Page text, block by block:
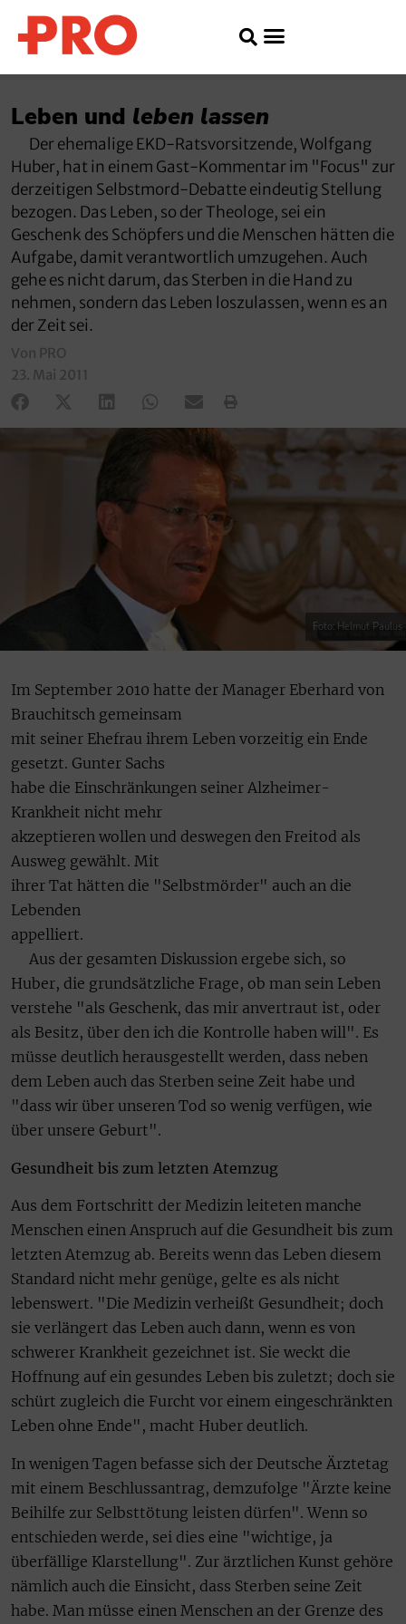
Leben und leben lassen
Der ehemalige EKD-Ratsvorsitzende, Wolfgang
Huber, hat in einem Gast-Kommentar im "Focus" zur
derzeitigen Selbstmord-Debatte eindeutig Stellung
bezogen. Das Leben, so der Theologe, sei ein
Geschenk des Schöpfers und die Menschen hätten die
Aufgabe, damit verantwortlich umzugehen. Auch
gehe es nicht darum, das Sterben in die Hand zu
nehmen, sondern das Leben loszulassen, wenn es an
der Zeit sei.
Von PRO
23. Mai 2011
Foto: Helmut Paulus
Im September 2010 hatte der Manager Eberhard von
Brauchitsch gemeinsam
mit seiner Ehefrau ihrem Leben vorzeitig ein Ende
gesetzt. Gunter Sachs
habe die Einschränkungen seiner Alzheimer-
Krankheit nicht mehr
akzeptieren wollen und deswegen den Freitod als
Ausweg gewählt. Mit
ihrer Tat hätten die "Selbstmörder" auch an die
Lebenden
appelliert.
Aus der gesamten Diskussion ergebe sich, so
Huber, die grundsätzliche Frage, ob man sein Leben
verstehe "als Geschenk, das mir anvertraut ist, oder
als Besitz, über den ich die Kontrolle haben will". Es
müsse deutlich herausgestellt werden, dass neben
dem Leben auch das Sterben seine Zeit habe und
"dass wir über unseren Tod so wenig verfügen, wie
über unsere Geburt".
Gesundheit bis zum letzten Atemzug
Aus dem Fortschritt der Medizin leiteten manche
Menschen einen Anspruch auf die Gesundheit bis zum
letzten Atemzug ab. Bereits wenn das Leben diesem
Standard nicht mehr genüge, gelte es als nicht
lebenswert. "Die Medizin verheißt Gesundheit; doch
sie verlängert das Leben auch dann, wenn es von
schwerer Krankheit gezeichnet ist. Sie weckt die
Hoffnung auf ein gesundes Leben bis zuletzt; doch sie
schürt zugleich die Furcht vor einem eingeschränkten
Leben ohne Ende", macht Huber deutlich.
In wenigen Tagen befasse sich der Deutsche Ärztetag
mit einem Beschlussantrag, demzufolge "Ärzte keine
Beihilfe zur Selbsttötung leisten dürfen". Wenn so
entschieden werde, sei dies eine "wichtige, ja
überfällige Klarstellung". Zur ärztlichen Kunst gehöre
nämlich auch die Einsicht, dass Sterben seine Zeit
habe. Man müsse einen Menschen an der Grenze des